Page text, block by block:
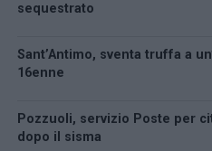
sequestrato
Sant’Antimo, sventa truffa a
16enne
Pozzuoli, servizio Poste per
dopo il sisma